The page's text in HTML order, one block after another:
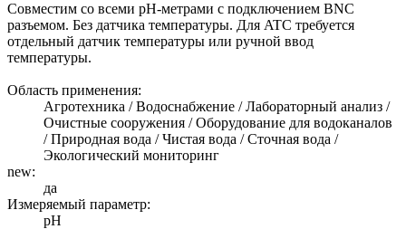
Совместим со всеми рН-метрами с подключением BNC
разъемом. Без датчика температуры. Для ATC требуется
отдельный датчик температуры или ручной ввод
температуры.
Область применения:
Агротехника / Водоснабжение / Лабораторный анализ /
Очистные сооружения / Оборудование для водоканалов
/ Природная вода / Чистая вода / Сточная вода /
Экологический мониторинг
new:
да
Измеряемый параметр:
pH